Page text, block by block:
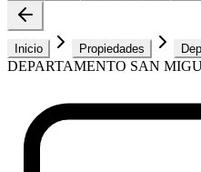
Inicio Propiedades
DEPARTAMENTO SAN